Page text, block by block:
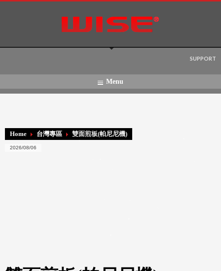
SUPPORT
Menu
Home 台灣專區 雙面煎板(帕尼尼機)
2026/08/06